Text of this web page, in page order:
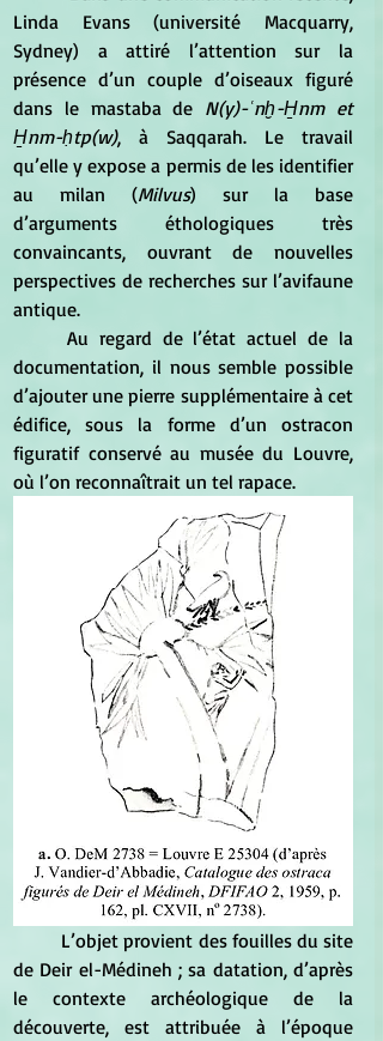
Linda Evans (université Macquarry,
Sydney) a attiré l’attention sur la
présence d’un couple d’oiseaux figuré
dans le mastaba de N(y)-ʿnḫ-H̱nm et
H̱nm-ḥtp(w), à Saqqarah. Le travail
qu’elle y expose a permis de les identifier
au milan (Milvus) sur la base
d’arguments éthologiques très
convaincants, ouvrant de nouvelles
perspectives de recherches sur l’avifaune
antique.
documentation, il nous semble possible
d’ajouter une pierre supplémentaire à cet
édifice, sous la forme d’un ostracon
figuratif conservé au musée du Louvre,
où l’on reconnaîtrait un tel rapace.
de Deir el-Médineh ; sa datation, d’après
le contexte archéologique de la
découverte, est attribuée à l’époque